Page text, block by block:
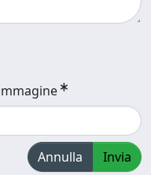
Annulla Invia